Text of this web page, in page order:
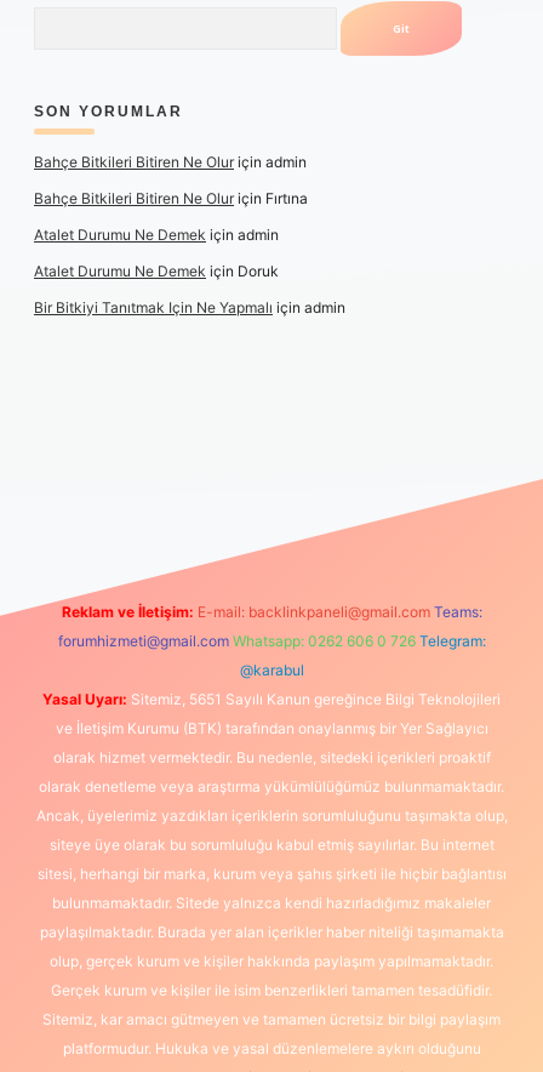
SON YORUMLAR
Bahçe Bitkileri Bitiren Ne Oluriçin admin
Bahçe Bitkileri Bitiren Ne Oluriçin Fırtına
Atalet Durumu Ne Demek için admin
Atalet Durumu Ne Demek için Doruk
Bir Bitkiyi Tanıtmak Için Ne Yapmalı için admin
Reklam ve İletişim: E-mail: backlinkpaneli@gmail.com Teams:
forumhizmeti@gmail.com Whatsapp: 0262 606 0 726 Telegram:
@karabul
Yasal Uyarı: Sitemiz, 5651 Sayılı Kanun gereğince Bilgi Teknolojileri
ve İletişim Kurumu (BTK) tarafından onaylanmış bir Yer Sağlayıcı
olarak hizmet vermektedir. Bu nedenle, sitedeki içerikleri proaktif
olarak denetleme veya araştırma yükümlülüğümüz bulunmamaktadır.
Ancak, üyelerimiz yazdıkları içeriklerin sorumluluğunu taşımakta olup,
siteye üye olarak bu sorumluluğu kabul etmiş sayılırlar. Bu internet
sitesi, herhangi bir marka, kurum veya şahıs şirketi ile hiçbir bağlantısı
bulunmamaktadır. Sitede yalnızca kendi hazırladığımız makaleler
paylaşılmaktadır. Burada yer alan içerikler haber niteliği taşımamakta
olup, gerçek kurum ve kişiler hakkında paylaşım yapılmamaktadır.
Gerçek kurum ve kişiler ile isim benzerlikleri tamamen tesadüfidir.
Sitemiz, kar amacı gütmeyen ve tamamen ücretsiz bir bilgi paylaşım
platformudur. Hukuka ve yasal düzenlemelere aykırı olduğunu